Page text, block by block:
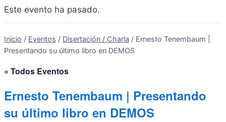
Este evento ha pasado.
Inicio / Eventos / Disertación / Charla / Ernesto Tenembaum |
Presentando su último libro en DEMOS
« Todos Eventos
Ernesto Tenembaum | Presentando
su último libro en DEMOS